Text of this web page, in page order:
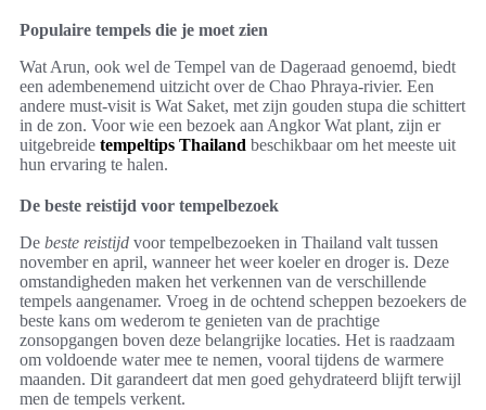
Populaire tempels die je moet zien
Wat Arun, ook wel de Tempel van de Dageraad genoemd, biedt
een adembenemend uitzicht over de Chao Phraya-rivier. Een
andere must-visit is Wat Saket, met zijn gouden stupa die schittert
in de zon. Voor wie een bezoek aan Angkor Wat plant, zijn er
uitgebreide tempeltips Thailand beschikbaar om het meeste uit
hun ervaring te halen.
De beste reistijd voor tempelbezoek
De beste reistijd voor tempelbezoeken in Thailand valt tussen
november en april, wanneer het weer koeler en droger is. Deze
omstandigheden maken het verkennen van de verschillende
tempels aangenamer. Vroeg in de ochtend scheppen bezoekers de
beste kans om wederom te genieten van de prachtige
zonsopgangen boven deze belangrijke locaties. Het is raadzaam
om voldoende water mee te nemen, vooral tijdens de warmere
maanden. Dit garandeert dat men goed gehydrateerd blijft terwijl
men de tempels verkent.